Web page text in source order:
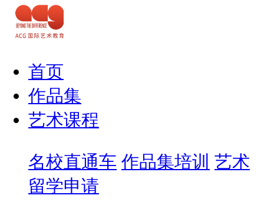
首页
作品集
艺术课程
名校直通车 作品集培训 艺术
留学申请